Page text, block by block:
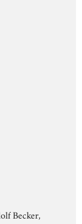
Becker,